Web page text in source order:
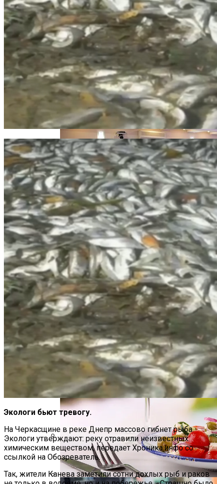
Руках Си Цзиньпина: Мир Не Обмануть
Военные Рельсы Спасут Британскую
Экономику?
На Какую Зарплату Могут
Рассчитывать Украинцы За Рубежом:
Извержение Вулкана На Юге Исландии:
Чрезвычайное Положение И Эвакуация
Индия Не Будет Спрашивать
Разрешения На Запуск Моделей ИИ
Вредно, Но Выгодно: В США Запрет На
Асбест Приняли Только Сейчас
В Киеве Устроили Пробег Суперкаров
В Полиции Провели Совещание
Накануне Крестного Хода В Киеве
Экологи бьют тревогу.
На Черкасщине в реке Днепр массово гибнет рыба.
Экологи утверждают: реку отравили неизвестных
химическим веществом, передает Хроника.инфо со
ссылкой на Обозреватель.
Так, жители Канева заметили сотни дохлых рыб и раков